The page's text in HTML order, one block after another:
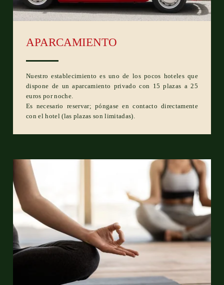
APARCAMIENTO
Nuestro establecimiento es uno de los pocos hoteles que
dispone de un aparcamiento privado con 15 plazas a 25
euros por noche.
Es necesario reservar; póngase en contacto directamente
con el hotel (las plazas son limitadas).